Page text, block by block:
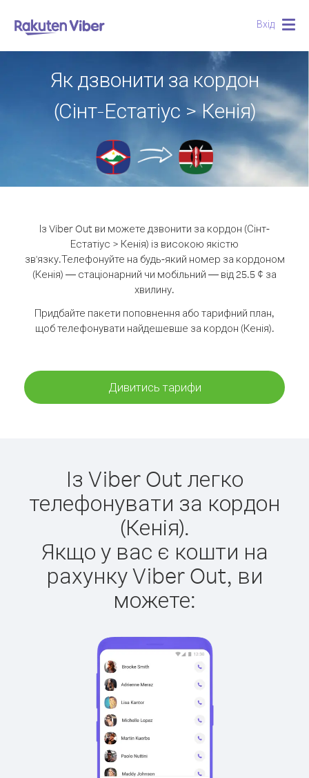
Вхід
Як дзвонити за кордон
(Сінт-Естатіус > Кенія)
Із Viber Out ви можете дзвонити за кордон (Сінт-
Естатіус > Кенія) із високою якістю
зв'язку.Телефонуйте на будь-який номер за кордоном
(Кенія) — стаціонарний чи мобільний — від 25.5 ¢ за
хвилину.
Придбайте пакети поповнення або тарифний план,
щоб телефонувати найдешевше за кордон (Кенія).
Дивитись тарифи
Із Viber Out легко
телефонувати за кордон
(Кенія).
Якщо у вас є кошти на
рахунку Viber Out, ви
можете: